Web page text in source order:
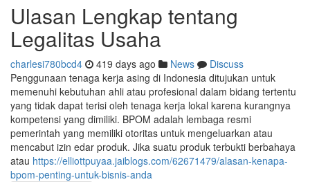
Ulasan Lengkap tentang
Legalitas Usaha
charlesi780bcd4 419 days ago News
Discuss
Penggunaan tenaga kerja asing di Indonesia ditujukan untuk
memenuhi kebutuhan ahli atau profesional dalam bidang tertentu
yang tidak dapat terisi oleh tenaga kerja lokal karena kurangnya
kompetensi yang dimiliki. BPOM adalah lembaga resmi
pemerintah yang memiliki otoritas untuk mengeluarkan atau
mencabut izin edar produk. Jika suatu produk terbukti berbahaya
atau https://elliottpuyaa.jaiblogs.com/62671479/alasan-kenapa-
bpom-penting-untuk-bisnis-anda